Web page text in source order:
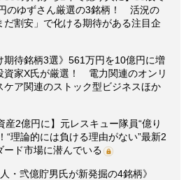
のゆずさん厳選の3銘柄！ 活況の
だ割安」で化ける期待がある注目企
期待銘柄3選》561万円を10億円に増
資家X氏が厳選！ 電力関連のオンリ
ケア関連のストック型ビジネスほか
産2億円に】元レスキュー隊員“億り
“理論的には負ける理由がない”最新2
ード市場に潜んでいる
・弐億貯男氏が新発掘の4銘柄》